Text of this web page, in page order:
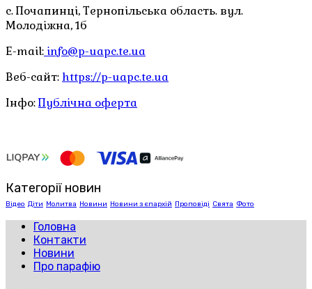
с. Почапинці, Тернопільська область. вул.
Молодіжна, 1б
E-mail: info@p-uapc.te.ua
Веб-сайт: https://p-uapc.te.ua
Інфо:Публічна оферта
Категорії новин
Відео Діти Молитва Новини Новини з єпархій Проповіді Свята Фото
Головна
Контакти
Новини
Про парафію